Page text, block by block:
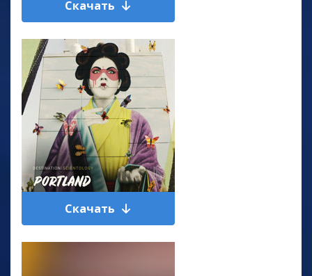
Скачать
Скачать